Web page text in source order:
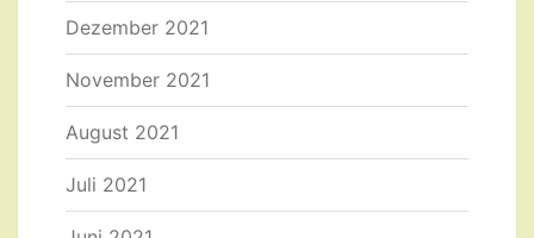
Dezember 2021
November 2021
August 2021
Juli 2021